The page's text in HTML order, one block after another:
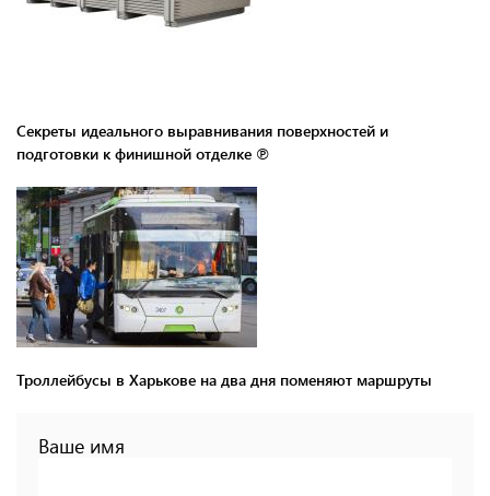
Секреты идеального выравнивания поверхностей и
подготовки к финишной отделке ℗
Троллейбусы в Харькове на два дня поменяют маршруты
Ваше имя